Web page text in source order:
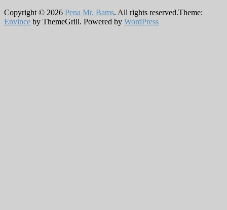
Copyright © 2026 Pena Mr. Bams. All rights reserved.Theme:
Envince by ThemeGrill. Powered by WordPress